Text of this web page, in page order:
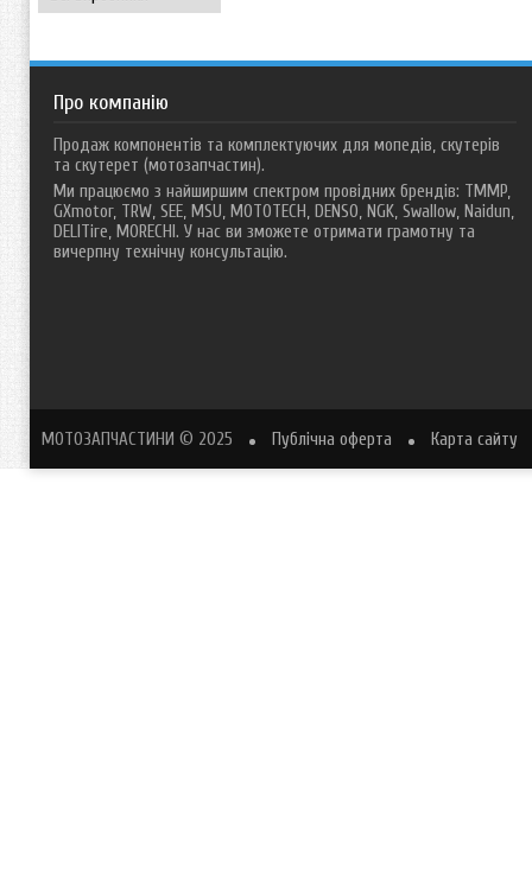
Про компанію
Продаж компонентів та комплектуючих для мопедів, скутерів
та скутерет (мотозапчастин).
Ми працюємо з найширшим спектром провідних брендів: TMMP,
GXmotor, TRW, SEE, MSU, MOTOTECH, DENSO, NGK, Swallow, Naidun,
DELITire, MORECHI. У нас ви зможете отримати грамотну та
вичерпну технічну консультацію.
МОТОЗАПЧАСТИНИ © 2025 Публічна оферта Карта сайту